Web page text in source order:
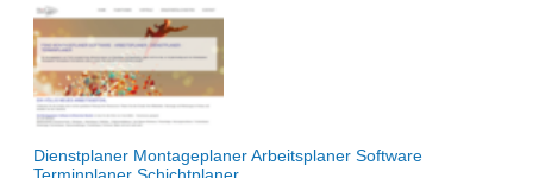
Dienstplaner Montageplaner Arbeitsplaner Software